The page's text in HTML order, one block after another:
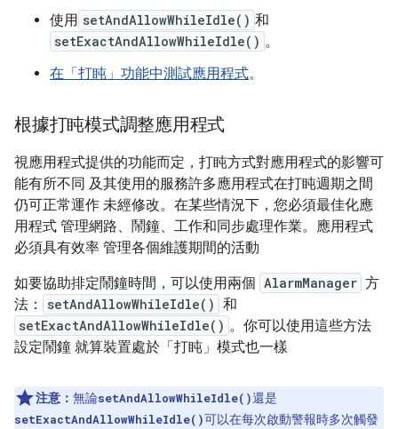
使用 setAndAllowWhileIdle() 和
setExactAndAllowWhileIdle() 。
在「打盹」功能中測試應用程式。
根據打盹模式調整應用程式
視應用程式提供的功能而定，打盹方式對應用程式的影響可
能有所不同 及其使用的服務許多應用程式在打盹週期之間
仍可正常運作 未經修改。在某些情況下，您必須最佳化應
用程式 管理網路、鬧鐘、工作和同步處理作業。應用程式
必須具有效率 管理各個維護期間的活動
如要協助排定鬧鐘時間，可以使用兩個 AlarmManager 方
法：
setAndAllowWhileIdle() 和
setExactAndAllowWhileIdle() 。你可以使用這些方法
設定鬧鐘 就算裝置處於「打盹」模式也一樣
注意： 無論setAndAllowWhileIdle()還是
setExactAndAllowWhileIdle()可以在每次啟動警報時多次觸發